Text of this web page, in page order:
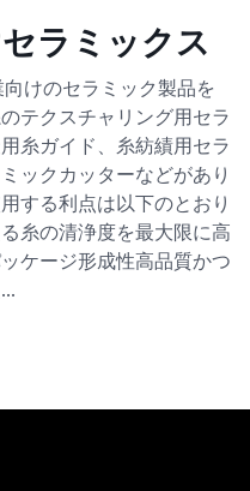
ラミックス
けのセラミック製品を
テクスチャリング用セラ
糸ガイド、糸紡績用セラ
ックカッターなどがあり
する利点は以下のとおり
糸の清浄度を最大限に高
ケージ形成性高品質かつ